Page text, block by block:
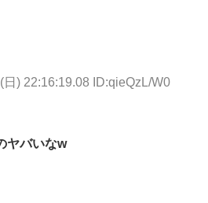
日) 22:16:19.08 ID:qieQzL/W0
ヤバいなw